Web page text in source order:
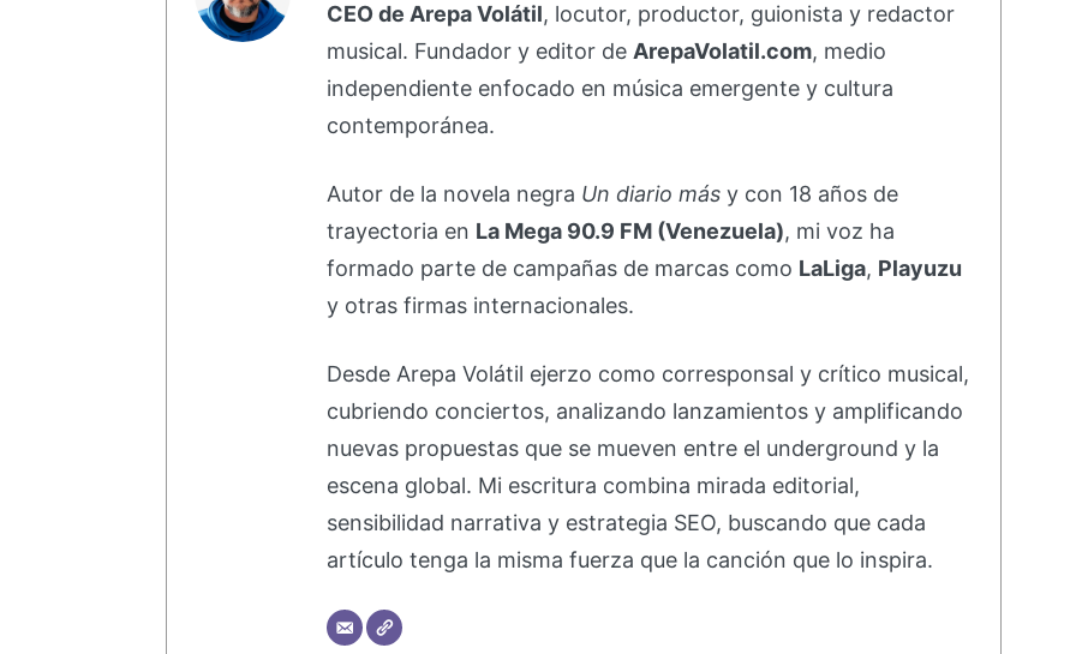
CEO de Arepa Volátil, locutor, productor, guionista y redactor
musical. Fundador y editor de ArepaVolatil.com, medio
independiente enfocado en música emergente y cultura
contemporánea.
Autor de la novela negra Un diario másy con 18 años de
trayectoria en La Mega 90.9 FM (Venezuela), mi voz ha
formado parte de campañas de marcas como LaLiga, Playuzu
y otras firmas internacionales.
Desde Arepa Volátil ejerzo como corresponsal y crítico musical,
cubriendo conciertos, analizando lanzamientos y amplificando
nuevas propuestas que se mueven entre el underground y la
escena global. Mi escritura combina mirada editorial,
sensibilidad narrativa y estrategia SEO, buscando que cada
artículo tenga la misma fuerza que la canción que lo inspira.